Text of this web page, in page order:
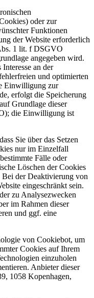
oder zur
Funktionen
der Website erforderlich
1 lit. f DSGVO
angegeben wird.
an der
und optimierten
Einwilligung zur
erfolgt die Speicherung
Grundlage dieser
die Einwilligung ist
Sie über das Setzen
nur im Einzelfall
Fälle oder
Löschen der Cookies
Bei der Deaktivierung von
eingeschränkt sein.
zu Analysezwecken
im Rahmen dieser
und ggf. eine
von Cookiebot, um
Cookies auf Ihrem
einzuholen
Anbieter dieser
1058 Kopenhagen,